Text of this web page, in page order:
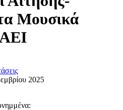
Μουσικά
2025